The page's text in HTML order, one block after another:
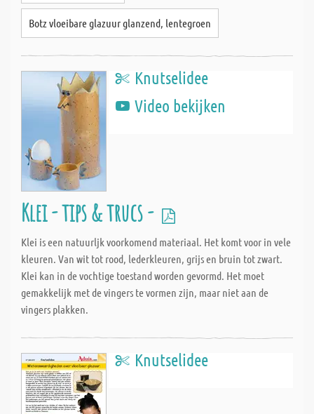
Botz vloeibare glazuur glanzend, lentegroen
Knutselidee
Video bekijken
Klei - tips & trucs -
Klei is een natuurljk voorkomend materiaal. Het komt voor in vele
kleuren. Van wit tot rood, lederkleuren, grijs en bruin tot zwart.
Klei kan in de vochtige toestand worden gevormd. Het moet
gemakkelijk met de vingers te vormen zijn, maar niet aan de
vingers plakken.
Knutselidee